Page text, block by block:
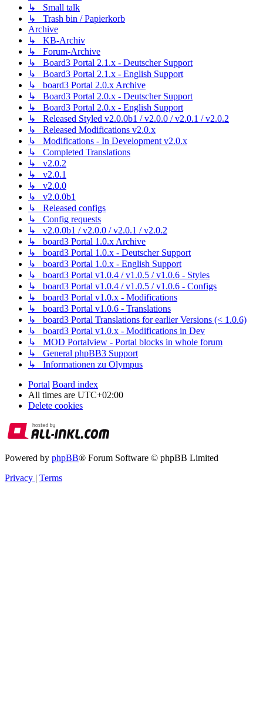
↳ Small talk
↳ Trash bin / Papierkorb
Archive
↳ KB-Archiv
↳ Forum-Archive
↳ Board3 Portal 2.1.x - Deutscher Support
↳ Board3 Portal 2.1.x - English Support
↳ board3 Portal 2.0.x Archive
↳ Board3 Portal 2.0.x - Deutscher Support
↳ Board3 Portal 2.0.x - English Support
↳ Released Styled v2.0.0b1 / v2.0.0 / v2.0.1 / v2.0.2
↳ Released Modifications v2.0.x
↳ Modifications - In Development v2.0.x
↳ Completed Translations
↳ v2.0.2
↳ v2.0.1
↳ v2.0.0
↳ v2.0.0b1
↳ Released configs
↳ Config requests
↳ v2.0.0b1 / v2.0.0 / v2.0.1 / v2.0.2
↳ board3 Portal 1.0.x Archive
↳ board3 Portal 1.0.x - Deutscher Support
↳ board3 Portal 1.0.x - English Support
↳ board3 Portal v1.0.4 / v1.0.5 / v1.0.6 - Styles
↳ board3 Portal v1.0.4 / v1.0.5 / v1.0.6 - Configs
↳ board3 Portal v1.0.x - Modifications
↳ board3 Portal v1.0.6 - Translations
↳ board3 Portal Translations for earlier Versions (< 1.0.6)
↳ board3 Portal v1.0.x - Modifications in Dev
↳ MOD Portalview - Portal blocks in whole forum
↳ General phpBB3 Support
↳ Informationen zu Olympus
Portal Board index
All times are UTC+02:00
Delete cookies
Powered by phpBB® Forum Software © phpBB Limited
Privacy | Terms